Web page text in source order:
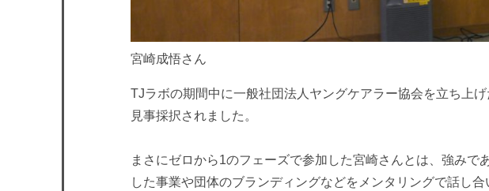
宮崎成悟さん
TJラボの期間中に一般社団法人ヤングケアラー協会を立ち上
見事採択されました。
まさにゼロから1のフェーズで参加した宮崎さんとは、強み
した事業や団体のブランディングなどをメンタリングで話し合